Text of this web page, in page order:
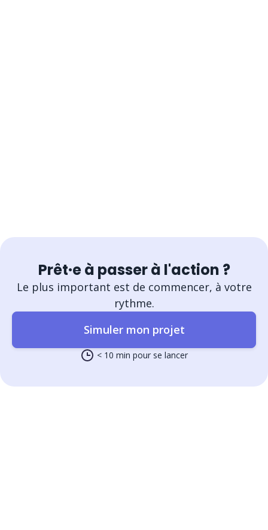
Prêt·e à passer à l'action ?
Le plus important est de commencer, à votre
rythme.
Simuler mon projet
< 10 min pour se lancer